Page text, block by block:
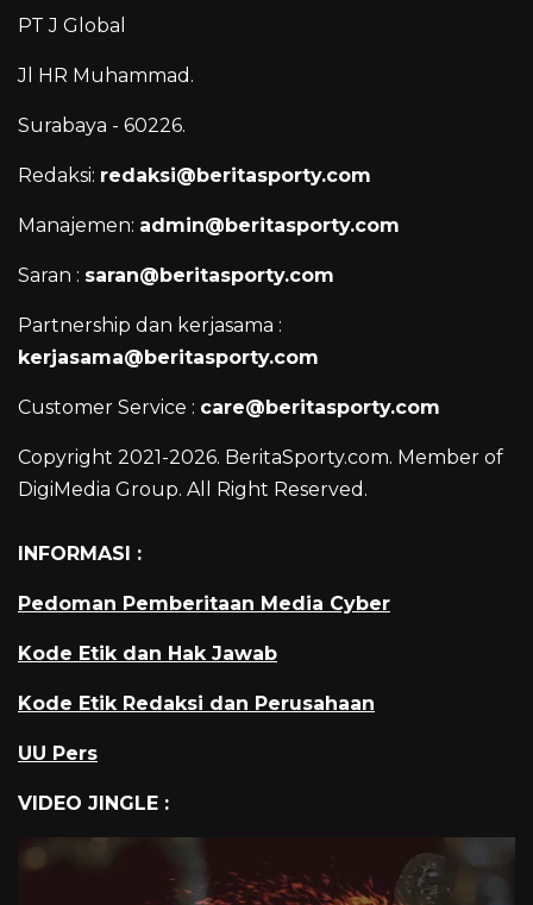
PT J Global
Jl HR Muhammad.
Surabaya - 60226.
Redaksi: redaksi@beritasporty.com
Manajemen: admin@beritasporty.com
Saran : saran@beritasporty.com
Partnership dan kerjasama :
kerjasama@beritasporty.com
Customer Service : care@beritasporty.com
Copyright 2021-2026. BeritaSporty.com. Member of
DigiMedia Group. All Right Reserved.
INFORMASI :
Pedoman Pemberitaan Media Cyber
Kode Etik dan Hak Jawab
Kode Etik Redaksi dan Perusahaan
UU Pers
VIDEO JINGLE :